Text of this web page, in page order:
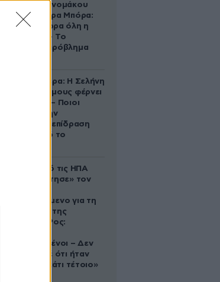
Αθηνά Οικονομάκου
από τα Μπόρα Μπόρα:
«Έσκασε τώρα όλη η
κούραση» – Το
απρόοπτο πρόβλημα
Ζώδια σήμερα: Η Σελήνη
στους Διδύμους φέρνει
ανατροπές – Ποιοι
δέχονται την
ευεργετική επίδραση
του Δία από το
Ζευγάρι από τις ΗΠΑ
που «υιοθέτησε» τον
κατηγορούμενο για τη
δολοφονία της
Ελίζαμπεθ Ρος:
συντετριμμένοι – Δεν
έδειξε ποτέ ότι ήταν
ικανός για κάτι τέτοιο»